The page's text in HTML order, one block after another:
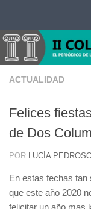
ACTUALIDAD
Felices
de Dos
POR LUCÍA
En estas fechas tan
que este año 2020